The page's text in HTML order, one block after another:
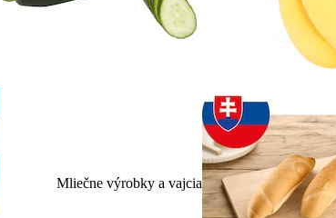
Mliečne výrobky a vajcia